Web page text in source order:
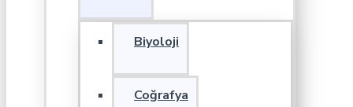
Biyoloji
Coğrafya